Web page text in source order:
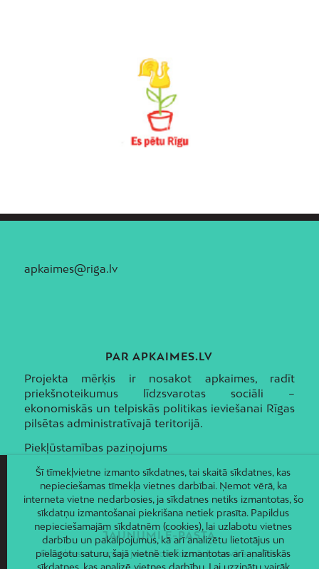
apkaimes@riga.lv
PAR APKAIMES.LV
Projekta mērķis ir nosakot apkaimes, radīt
priekšnoteikumus līdzsvarotas sociāli –
ekonomiskās un telpiskās politikas ieviešanai Rīgas
pilsētas administratīvajā teritorijā.
Piekļūstamības paziņojums
JAUNUMI E-PASTĀ
Piesakies un saņem jaunāko informāciju savā e-pastā!
Šī tīmekļvietne izmanto sīkdatnes, tai skaitā sīkdatnes, kas
nepieciešamas tīmekļa vietnes darbībai. Ņemot vērā, ka
interneta vietne nedarbosies, ja sīkdatnes netiks izmantotas, šo
sīkdatņu izmantošanai piekrišana netiek prasīta. Papildus
nepieciešamajām sīkdatnēm (cookies), lai uzlabotu vietnes
darbību un pakalpojumus, kā arī analizētu lietotājus un
pielāgotu saturu, šajā vietnē tiek izmantotas arī analītiskās
sīkdatnes, kas analizē vietnes darbību. Lai uzzinātu vairāk